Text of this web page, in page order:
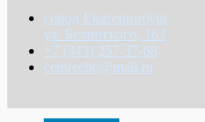
город Екатеринбург
ул. Белинского, 163
+7 (343) 257-37-68
centrecho@mail.ru